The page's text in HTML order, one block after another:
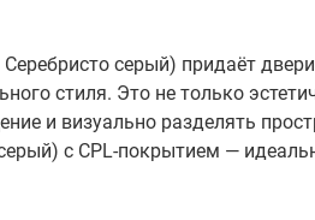
серый) придаёт
стиля. Это не только
и визуально разделять
с CPL-покрытием —